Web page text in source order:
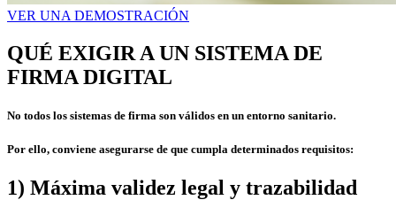
VER UNA DEMOSTRACIÓN
QUÉ EXIGIR A UN SISTEMA DE
FIRMA DIGITAL
No todos los sistemas de firma son válidos en un entorno sanitario.
Por ello, conviene asegurarse de que cumpla determinados requisitos:
1) Máxima validez legal y trazabilidad